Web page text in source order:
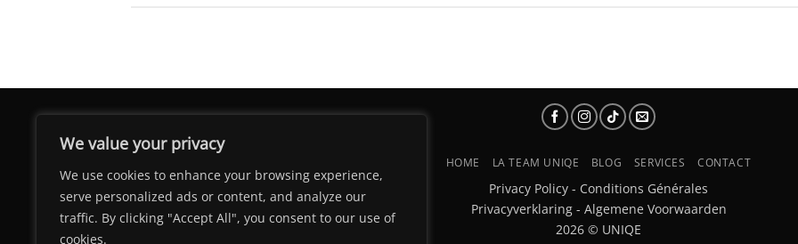
We value your privacy
We use cookies to enhance your browsing experience,
serve personalized ads or content, and analyze our
traffic. By clicking "Accept All", you consent to our use of
cookies.
HOME LA TEAM UNIQE BLOG SERVICES CONTACT
Privacy Policy - Conditions Générales
Privacyverklaring- Algemene Voorwaarden
2026 © UNIQE